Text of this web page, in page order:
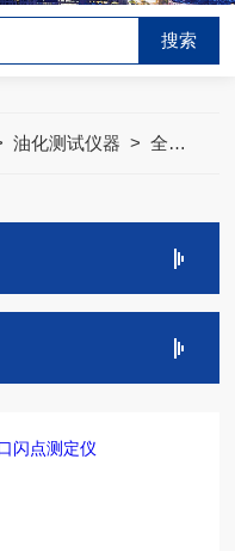
油化测试仪器 >全自动开口闪点测定仪